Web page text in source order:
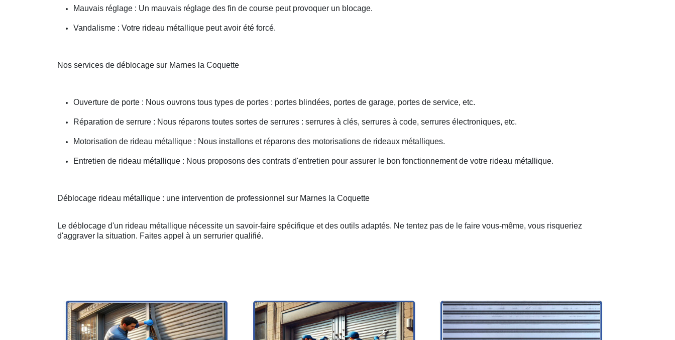
Mauvais réglage : Un mauvais réglage des fin de course peut provoquer un blocage.
Vandalisme : Votre rideau métallique peut avoir été forcé.
Nos services de déblocage sur Marnes la Coquette
Ouverture de porte : Nous ouvrons tous types de portes : portes blindées, portes de garage, portes de service, etc.
Réparation de serrure : Nous réparons toutes sortes de serrures : serrures à clés, serrures à code, serrures électroniques, etc.
Motorisation de rideau métallique : Nous installons et réparons des motorisations de rideaux métalliques.
Entretien de rideau métallique : Nous proposons des contrats d'entretien pour assurer le bon fonctionnement de votre rideau métallique.
Déblocage rideau métallique : une intervention de professionnel sur Marnes la Coquette
Le déblocage d'un rideau métallique nécessite un savoir-faire spécifique et des outils adaptés. Ne tentez pas de le faire vous-même, vous risqueriez
d'aggraver la situation. Faites appel à un serrurier qualifié.